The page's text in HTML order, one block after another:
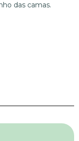
das camas.